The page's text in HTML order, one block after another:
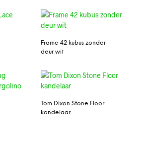
Frame 42 kubus zonder
deur wit
Tom Dixon Stone Floor
kandelaar